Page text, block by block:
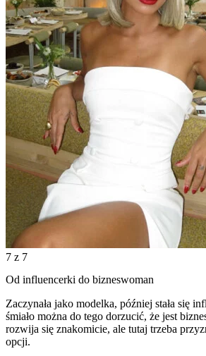
7 z 7
Od influencerki do bizneswoman
Zaczynała jako modelka, później stała się
śmiało można do tego dorzucić, że jest
rozwija się znakomicie, ale tutaj trzeba
opcji.